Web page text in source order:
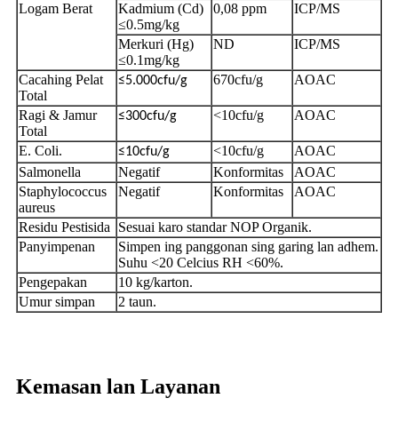
Logam Berat
Kadmium (Cd)
≤0.5mg/kg
0,08 ppm ICP/MS
Merkuri (Hg)
≤0.1mg/kg
ND ICP/MS
Cacahing Pelat
Total
≤5.000cfu/g 670cfu/g AOAC
Ragi & Jamur
Total
≤300cfu/g <10cfu/g AOAC
E. Coli. ≤10cfu/g <10cfu/g
AOAC
Salmonella
Negatif Konformitas
AOAC
Staphylococcus
aureus
Negatif Konformitas AOAC
Residu Pestisida
Sesuai karo standar NOP Organik.
Panyimpenan
Simpen ing panggonan sing garing lan adhem.
Suhu <20 Celcius RH <60%.
Pengepakan
10 kg/karton.
Umur simpan
2 taun.
Kemasan lan Layanan